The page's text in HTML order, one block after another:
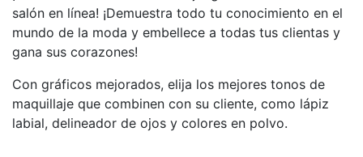
salón en línea! ¡Demuestra todo tu conocimiento en el
mundo de la moda y embellece a todas tus clientas y
gana sus corazones!
Con gráficos mejorados, elija los mejores tonos de
maquillaje que combinen con su cliente, como lápiz
labial, delineador de ojos y colores en polvo.